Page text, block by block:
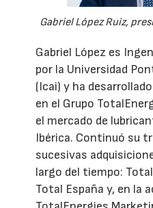
Gabriel López Ruiz,
Gabriel López es
por la Universidad
(Icai) y ha
en el Grupo
el mercado de
Ibérica. Continuó su
sucesivas
largo del tiempo:
Total España y, en la